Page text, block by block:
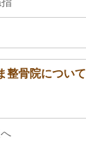
整骨院について